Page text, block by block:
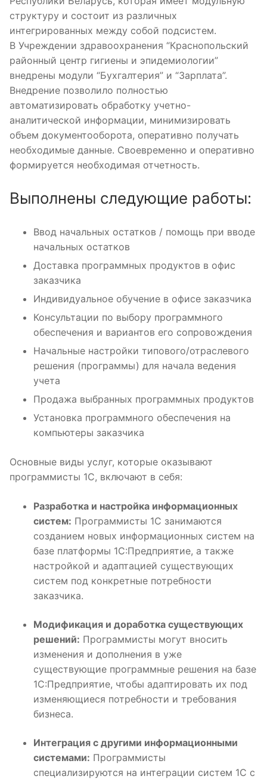
структуру и состоит из различных
интегрированных между собой подсистем.
В Учреждении здравоохранения “Краснопольский
районный центр гигиены и эпидемиологии”
внедрены модули “Бухгалтерия” и “Зарплата”.
Внедрение позволило полностью
автоматизировать обработку учетно-
аналитической информации, минимизировать
объем документооборота, оперативно получать
необходимые данные. Своевременно и оперативно
формируется необходимая отчетность.
Выполнены следующие работы:
Ввод начальных остатков / помощь при вводе
начальных остатков
Доставка программных продуктов в офис
заказчика
Индивидуальное обучение в офисе заказчика
Консультации по выбору программного
обеспечения и вариантов его сопровождения
Начальные настройки типового/отраслевого
решения (программы) для начала ведения
учета
Продажа выбранных программных продуктов
Установка программного обеспечения на
компьютеры заказчика
Основные виды услуг, которые оказывают
программисты 1С, включают в себя:
Разработка и настройка информационных
систем: Программисты 1С занимаются
созданием новых информационных систем на
базе платформы 1С:Предприятие, а также
настройкой и адаптацией существующих
систем под конкретные потребности
заказчика.
Модификация и доработка существующих
решений: Программисты могут вносить
изменения и дополнения в уже
существующие программные решения на базе
1С:Предприятие, чтобы адаптировать их под
изменяющиеся потребности и требования
бизнеса.
Интеграция с другими информационными
системами: Программисты
специализируются на интеграции систем 1С с